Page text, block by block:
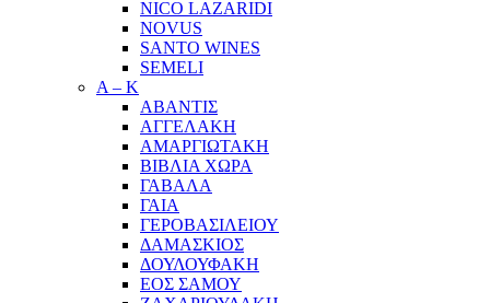
NICO LAZARIDI
NOVUS
SANTO WINES
SEMELI
Α – Κ
ΑΒΑΝΤΙΣ
ΑΓΓΕΛΑΚΗ
ΑΜΑΡΓΙΩΤΑΚΗ
ΒΙΒΛΙΑ ΧΩΡΑ
ΓΑΒΑΛΑ
ΓΑΙΑ
ΓΕΡΟΒΑΣΙΛΕΙΟΥ
ΔΑΜΑΣΚΙΟΣ
ΔΟΥΛΟΥΦΑΚΗ
ΕΟΣ ΣΑΜΟΥ